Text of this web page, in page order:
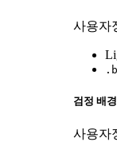
사용자
검정 배
사용자